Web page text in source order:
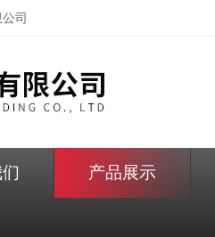
司
产品展示